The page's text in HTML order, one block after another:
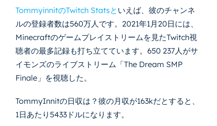
TommyinnitのTwitch Statsと いえば、彼のチャンネ
ルの登録者数は560万人です。2021年1月20日には、
Minecraftのゲームプレイストリームを見たTwitch視
聴者の最多記録も打ち立てています。650 237人がサ
イモンズのライブストリーム「The Dream SMP
Finale」を視聴した。
TommyInnitの日収は？彼の月収が163kだとすると、
1日あたり5433ドルになります。